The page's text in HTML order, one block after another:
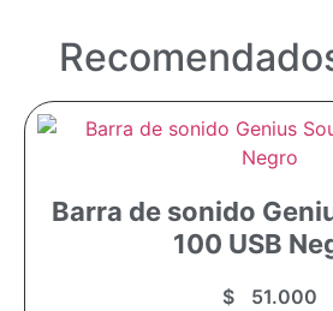
Barra de sonido
100 USB
$51.000